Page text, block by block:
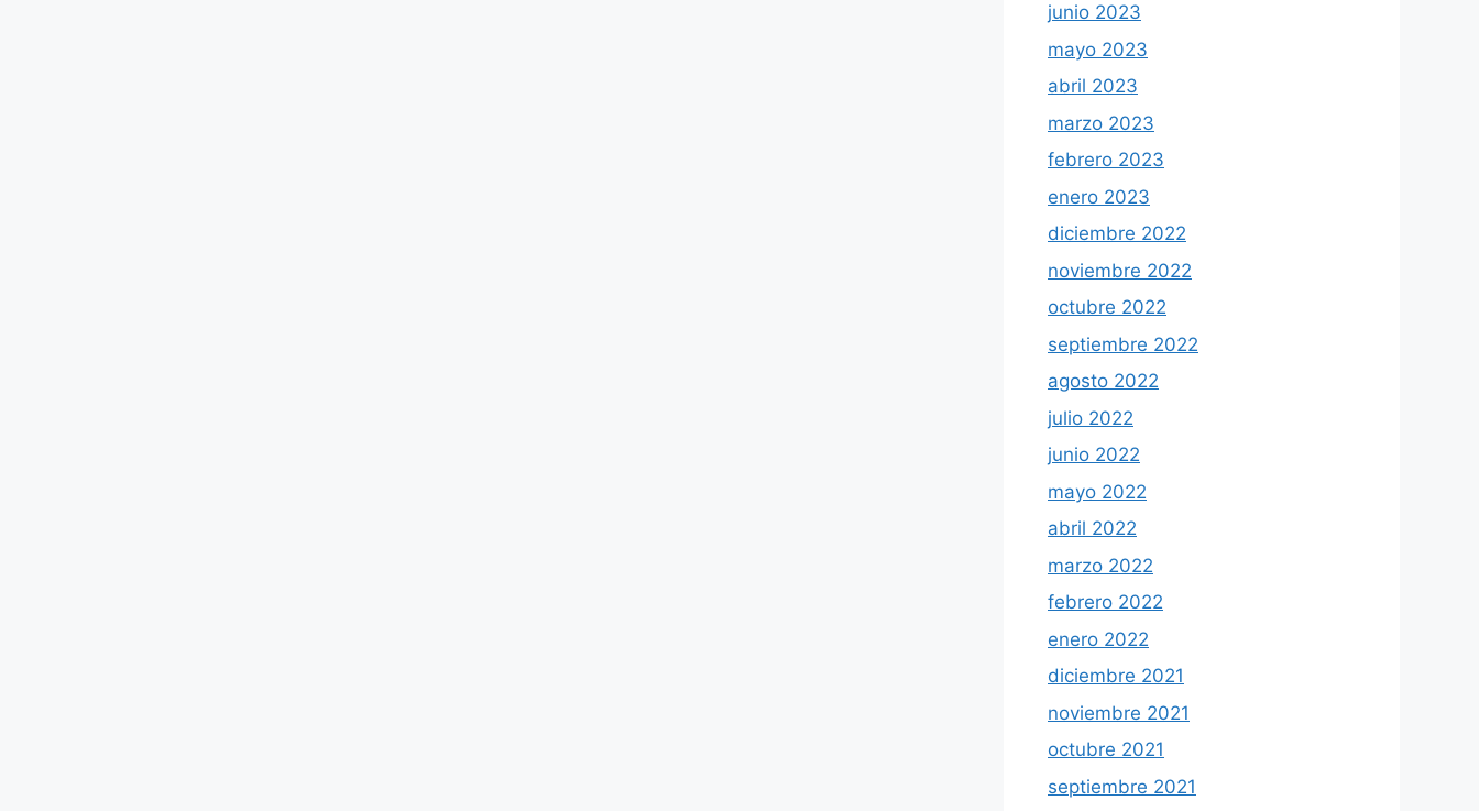
junio 2023
mayo 2023
abril 2023
marzo 2023
febrero 2023
enero 2023
diciembre 2022
noviembre 2022
octubre 2022
septiembre 2022
agosto 2022
julio 2022
junio 2022
mayo 2022
abril 2022
marzo 2022
febrero 2022
enero 2022
diciembre 2021
noviembre 2021
octubre 2021
septiembre 2021